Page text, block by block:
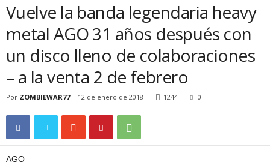
Vuelve la banda legendaria heavy
metal AGO 31 años después con
un disco lleno de colaboraciones
– a la venta 2 de febrero
Por ZOMBIEWAR77- 12 de enero de 2018 1244 0
AGO